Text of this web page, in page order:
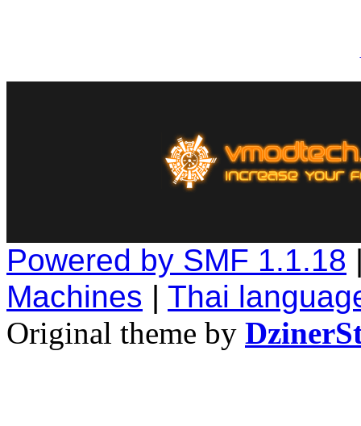
Powered by SMF 1.1.18
Machines | Thai
Original theme by